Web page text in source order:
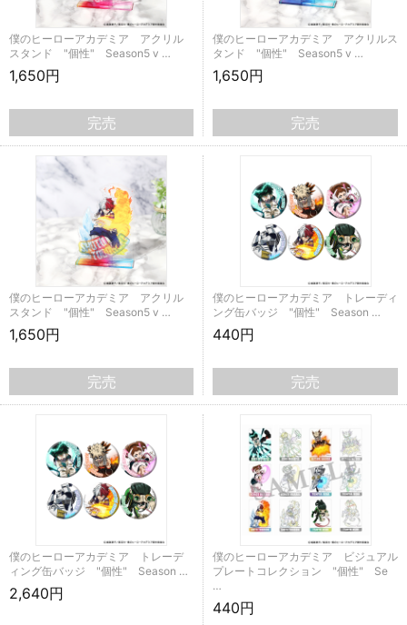
僕のヒーローアカデミア アクリル
スタンド "個性" Season5 v …
1,650円
完売
僕のヒーローアカデミア アクリルス
タンド "個性" Season5 v …
1,650円
完売
僕のヒーローアカデミア アクリル
スタンド "個性" Season5 v …
1,650円
完売
僕のヒーローアカデミア トレーディ
ング缶バッジ "個性" Season …
440円
完売
僕のヒーローアカデミア トレーデ
ィング缶バッジ "個性" Season …
2,640円
僕のヒーローアカデミア ビジュアル
プレートコレクション "個性" Se
…
440円